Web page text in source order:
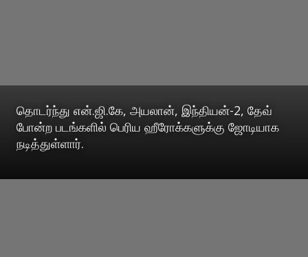
தொடர்ந்து என்.ஜி.கே, அயலான், இந்தியன்-2, தேவ்
போன்ற படங்களில் பெரிய ஹீரோக்களுக்கு ஜோடியாக
நடித்துள்ளார்.